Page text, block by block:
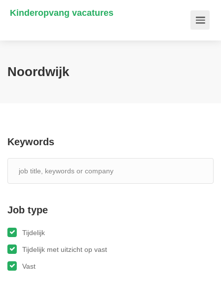
Kinderopvang vacatures
Noordwijk
Keywords
Job type
Tijdelijk
Tijdelijk met uitzicht op vast
Vast